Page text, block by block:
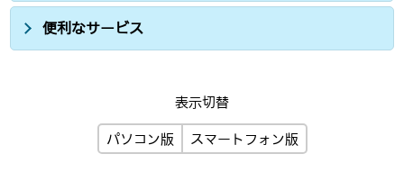
便利なサービス
表示切替
パソコン版 スマートフォン版